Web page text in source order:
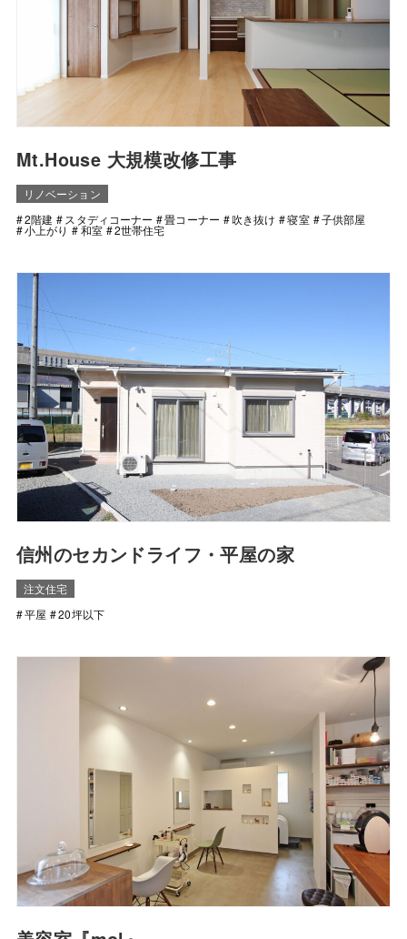
Mt.House 大規模改修工事
リノベーション
2階建
スタディコーナー 畳コーナー 吹き抜け 寝室 子供部屋
小上がり 和室 2世帯住宅
信州のセカンドライフ・平屋の家
注文住宅
平屋
20坪以下